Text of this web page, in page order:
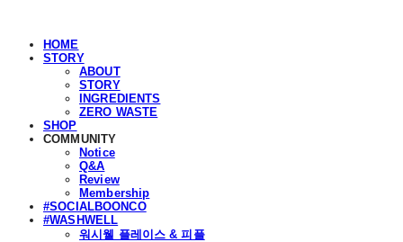
HOME
STORY
ABOUT
STORY
INGREDIENTS
ZERO WASTE
SHOP
COMMUNITY
Notice
Q&A
Review
Membership
#SOCIALBOONCO
#WASHWELL
워시웰 플레이스 & 피플